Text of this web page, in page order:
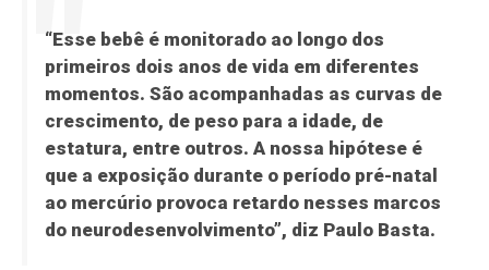
“Esse bebê é monitorado ao longo dos
primeiros dois anos de vida em diferentes
momentos. São acompanhadas as curvas de
crescimento, de peso para a idade, de
estatura, entre outros. A nossa hipótese é
que a exposição durante o período pré-natal
ao mercúrio provoca retardo nesses marcos
do neurodesenvolvimento”, diz Paulo Basta.